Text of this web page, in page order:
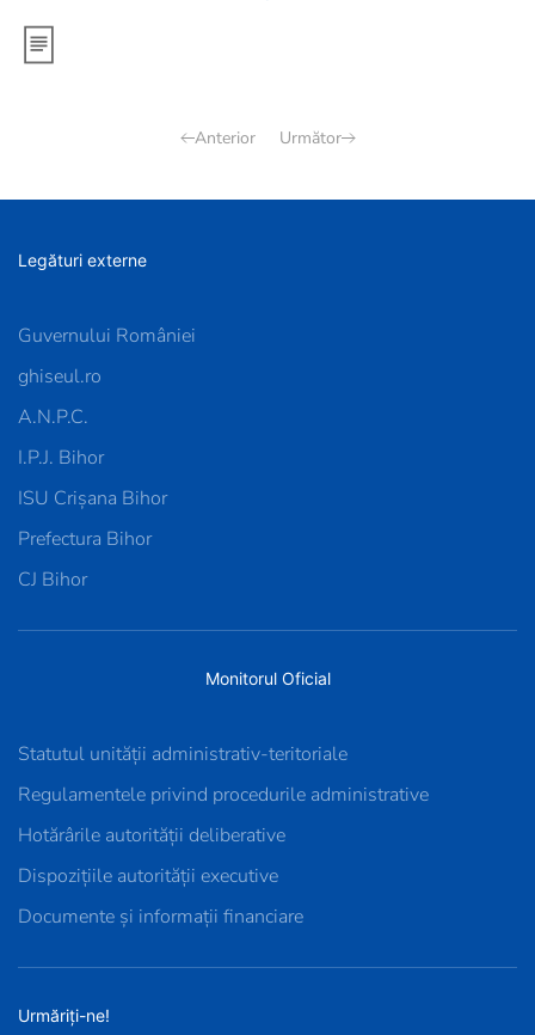
Anterior Următor
Legături externe
Guvernului României
ghiseul.ro
A.N.P.C.
I.P.J. Bihor
ISU Crișana Bihor
Prefectura Bihor
CJ Bihor
Monitorul Oficial
Statutul unității administrativ-teritoriale
Regulamentele privind procedurile administrative
Hotărârile autorității deliberative
Dispozițiile autorității executive
Documente și informații financiare
Urmăriți-ne!